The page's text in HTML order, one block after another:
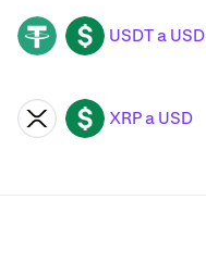
USDT USD USDT a USD
XRP USD XRP a USD